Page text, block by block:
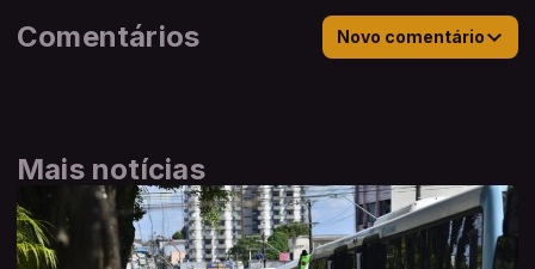
Comentários Novo comentário
Mais notícias